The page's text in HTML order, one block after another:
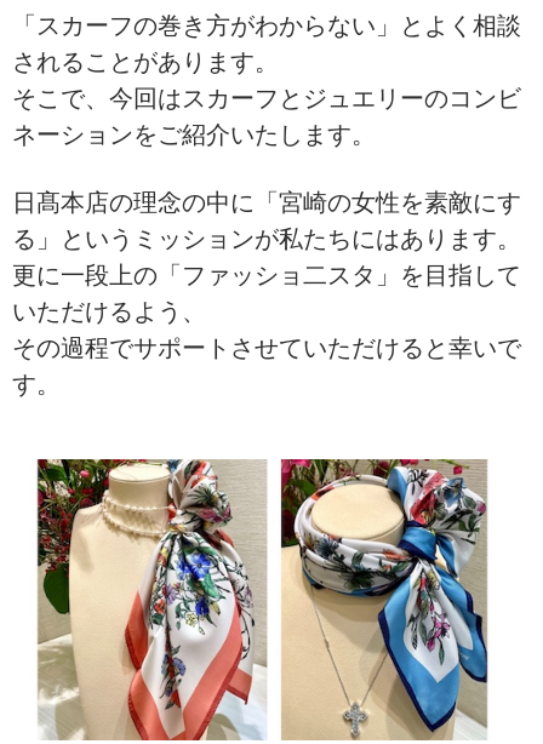
「スカーフの巻き方がわからない」とよく相談
されることがあります。
そこで、今回はスカーフとジュエリーのコンビ
ネーションをご紹介いたします。
日髙本店の理念の中に「宮崎の女性を素敵にす
る」というミッションが私たちにはあります。
更に一段上の「ファッショ二スタ」を目指して
いただけるよう、
その過程でサポートさせていただけると幸いで
す。